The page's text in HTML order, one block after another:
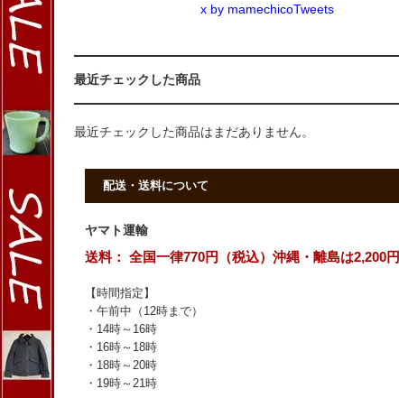
x by mamechicoTweets
最近チェックした商品
最近チェックした商品はまだありません。
配送・送料について
ヤマト運輸
送料： 全国一律770円（税込）沖縄・離島は2,200円
【時間指定】
・午前中（12時まで）
・14時～16時
・16時～18時
・18時～20時
・19時～21時